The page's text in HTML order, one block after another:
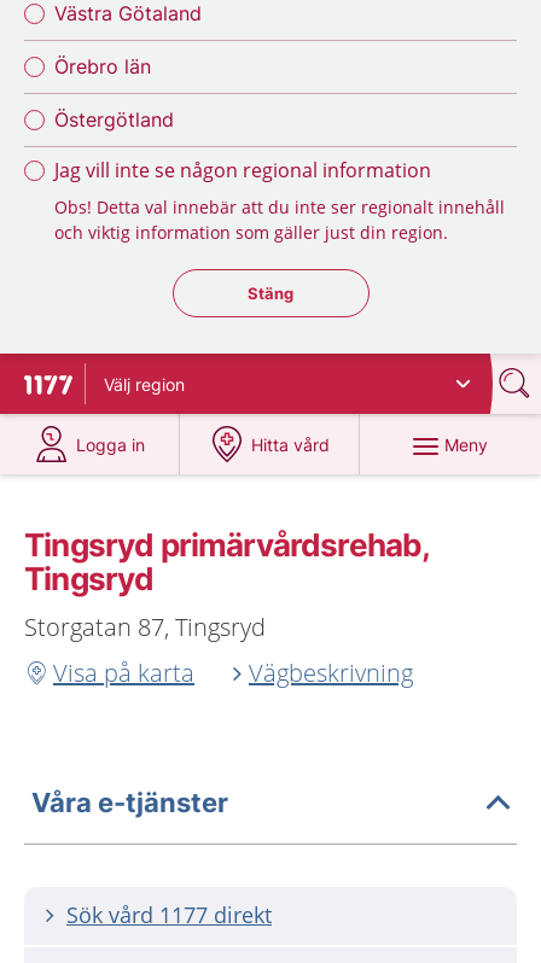
Västra Götaland
Örebro län
Östergötland
Jag vill inte se någon regional information
Obs! Detta val innebär att du inte ser regionalt innehåll
och viktig information som gäller just din region.
Stäng regionsväljaren
Stäng
Till startsidan för 1177
Välj region
Logga in
på 1177.se
Hitta vård
på 1177.se
Meny
Tingsryd primärvårdsrehab,
Tingsryd
Storgatan 87, Tingsryd
Visa på karta
Vägbeskrivning
Våra e-tjänster
Sök vård 1177 direkt